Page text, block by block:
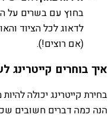
בחוץ עם בשרים על
לדאוג לכל הציוד
(אם רוצים!).
איך בוחרים קייטרינג
בחירת קייטרינג יכולה
הנה כמה דברים חשובים